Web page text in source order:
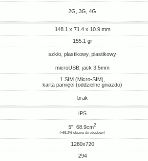
2G, 3G, 4G
148.1 x 71.4 x 10.9 mm
155.1 gr
szkło, plastikowy, plastikowy
microUSB, jack 3.5mm
1 SIM (Micro-SIM),
karta pamięci (oddzielne gniazdo)
brak
IPS
5", 68.9cm2
(~65.2% ekranu do obudowy)
1280x720
294